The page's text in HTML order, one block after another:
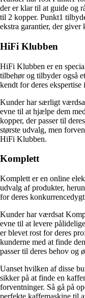
der er klar til at guide og
til 2 kopper. Punkt1
ekstra garantier, der giver
HiFi Klubben
HiFi Klubben er en
tilbehør og tilbyder også
kendt for deres
Kunder har særligt
evne til at hjælpe dem
kopper, der passer til
største udvalg, men
HiFi Klubben.
Komplett
Komplett er en online
udvalg af produkter,
for deres
Kunder har værdsat
evne til at levere
er blevet rost for deres
kunderne med at finde
passer til deres behov og
Uanset hvilken af disse
sikker på at finde en
forventninger. Så gå på
perfekte kaffemaskine til